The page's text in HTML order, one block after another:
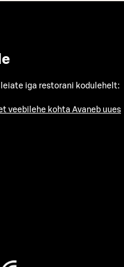
iga restorani kodulehelt:
veebilehe kohta Avaneb uues